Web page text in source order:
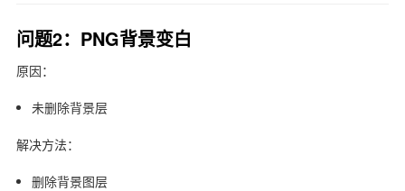
问题2：PNG背景变白
原因：
未删除背景层
解决方法：
删除背景图层